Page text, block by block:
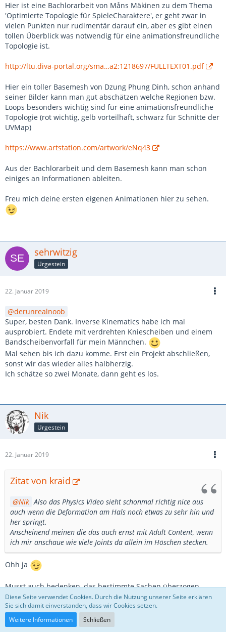
Hier ist eine Bachlorarbeit von Måns Mäkinen zu dem Thema
'Optimierte Topologie für SpieleCharaktere', er geht zwar in
vielen Punkten nur rudimentär darauf ein, aber es gibt einen
tollen Überblick was notwendig für eine animationsfreundliche
Topologie ist.
http://ltu.diva-portal.org/sma…a2:1218697/FULLTEXT01.pdf
Hier ein toller Basemesh von Dzung Phung Dinh, schon anhand
seiner Bilder kann man gut abschätzen welche Regionen bzw.
Loops besonders wichtig sind für eine animationsfreundliche
Topologie (rot wichtig, gelb vorteilhaft, schwarz für Schnitte der
UVMap)
https://www.artstation.com/artwork/eNq43
Aus der Bachlorarbeit und dem Basemesh kann man schon
einiges an Informationen ableiten.
Freu mich deine ersten eigenen Animationen hier zu sehen.
sehrwitzig
Urgestein
22. Januar 2019
derunrealnoob
Super, besten Dank. Inverse Kinematics habe ich mal
ausprobiert. Endete mit verdrehten Kniescheiben und einem
Bandscheibenvorfall für mein Männchen.
Mal sehen bis ich dazu komme. Erst ein Projekt abschließen,
sonst wir das wieder alles halbherzig.
Ich schätze so zwei Monate, dann geht es los.
Nik
Urgestein
22. Januar 2019
Zitat von kraid
Nik Also das Physics Video sieht schonmal richtig nice aus
auch wenn die Deformation am Hals noch etwas zu sehr hin und
her springt.
Anscheinend meinen die das auch ernst mit Adult Content, wenn
ich mir anschaue wie viele Joints da allein im Höschen stecken.
Ohh ja
Musst auch bedenken, das bestimmte Sachen überzogen
werden, damit man die Effekte auch im Game richtig erkennt.
Und wenn man den Jungs da zuguckt, einfach nur krass. Bin da
von der technischen Seite extrem begeistert, sowas ... auf der
QualityBar ... sieht man halt eben selten
Diese Seite verwendet Cookies. Durch die Nutzung unserer Seite erklären
Sie sich damit einverstanden, dass wir Cookies setzen.
Weitere Informationen
Schließen